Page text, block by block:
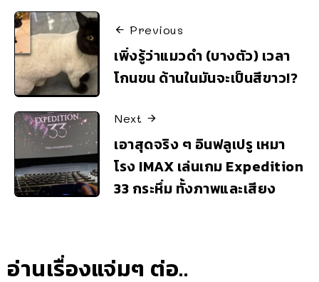
Previous
เพิ่งรู้ว่าแมวดำ (บางตัว) เวลา
โกนขน ด้านในมันจะเป็นสีขาว!?
Next
เอาสุดจริง ๆ อินฟลูเปรู เหมา
โรง IMAX เล่นเกม Expedition
33 กระหึ่ม ทั้งภาพและเสียง
อ่านเรื่องแจ่มๆ ต่อ..